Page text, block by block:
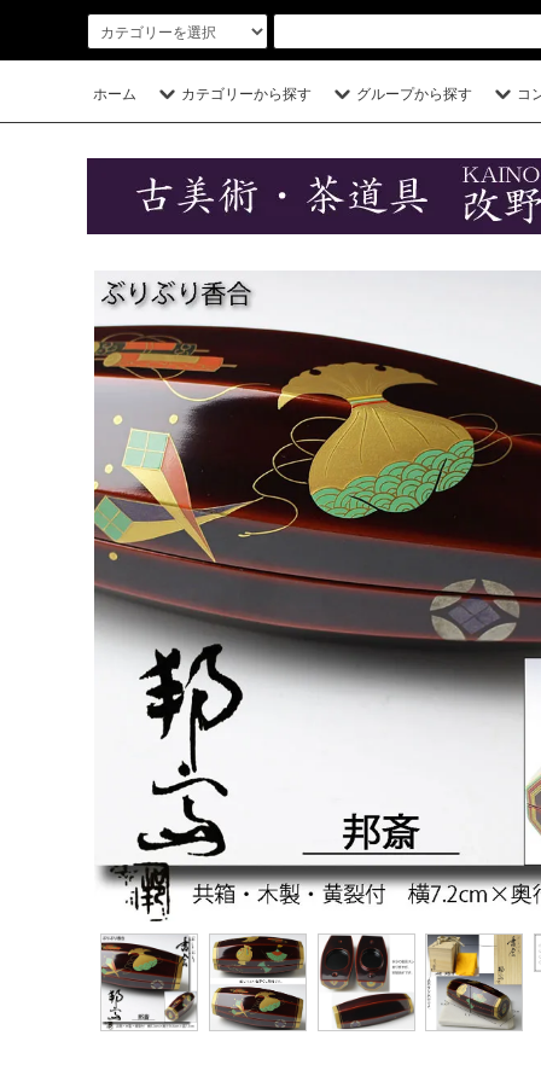
ホーム カテゴリーから探す グループから探す コ